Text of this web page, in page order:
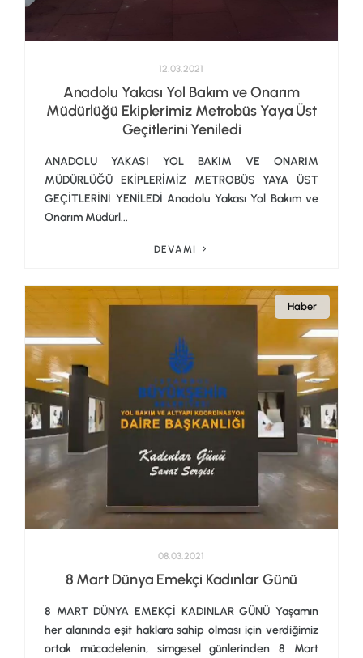
12.03.2021
Anadolu Yakası Yol Bakım ve Onarım
Müdürlüğü Ekiplerimiz Metrobüs Yaya Üst
Geçitlerini Yeniledi
ANADOLU YAKASI YOL BAKIM VE ONARIM
MÜDÜRLÜĞÜ EKİPLERİMİZ METROBÜS YAYA ÜST
GEÇİTLERİNİ YENİLEDİ Anadolu Yakası Yol Bakım ve
Onarım Müdürl...
DEVAMI
Haber
08.03.2021
8 Mart Dünya Emekçi Kadınlar Günü
8 MART DÜNYA EMEKÇİ KADINLAR GÜNÜ Yaşamın
her alanında eşit haklara sahip olması için verdiğimiz
ortak mücadelenin, simgesel günlerinden 8 Mart